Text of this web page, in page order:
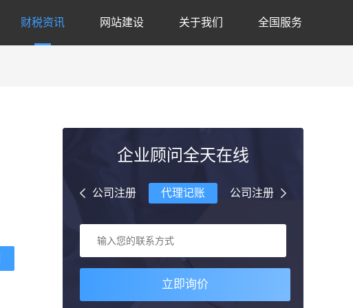
财税资讯 网站建设 关于我们 全国服务
企业顾问全天在线
公司注册 代理记账 公司注册
立即询价